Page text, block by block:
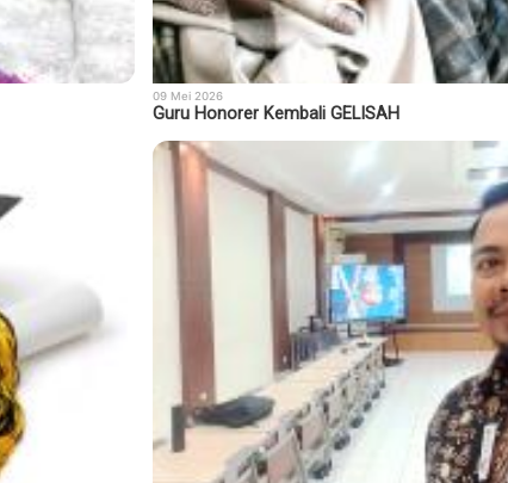
09 Mei 2026
Guru Honorer Kembali GELISAH